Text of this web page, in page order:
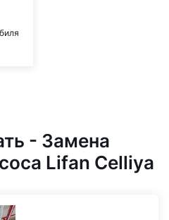
- Замена
Lifan Celliya